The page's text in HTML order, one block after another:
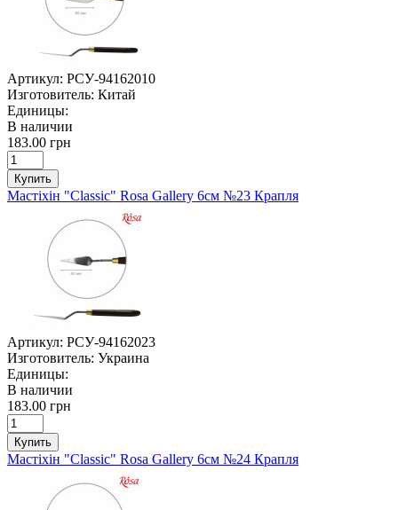
Артикул: РСУ-94162010
Изготовитель: Китай
Единицы:
В наличии
183.00 грн
Купить
Мастіхін "Classic" Rosa Gallery 6см №23 Крапля
Артикул: РСУ-94162023
Изготовитель: Украина
Единицы:
В наличии
183.00 грн
Купить
Мастіхін "Classic" Rosa Gallery 6см №24 Крапля